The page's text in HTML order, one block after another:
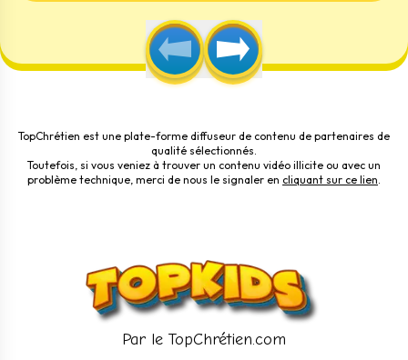
TopChrétien est une plate-forme diffuseur de contenu de partenaires de
qualité sélectionnés.
Toutefois, si vous veniez à trouver un contenu vidéo illicite ou avec un
problème technique, merci de nous le signaler en cliquant sur ce lien.
Par le TopChrétien.com